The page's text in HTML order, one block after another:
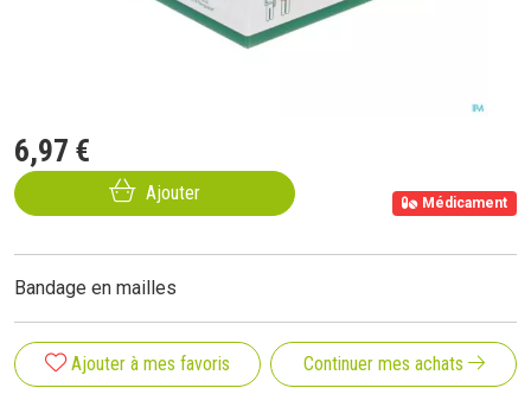
6,97 €
Ajouter Médicament
Bandage en mailles
Ajouter à mes favoris Continuer mes achats